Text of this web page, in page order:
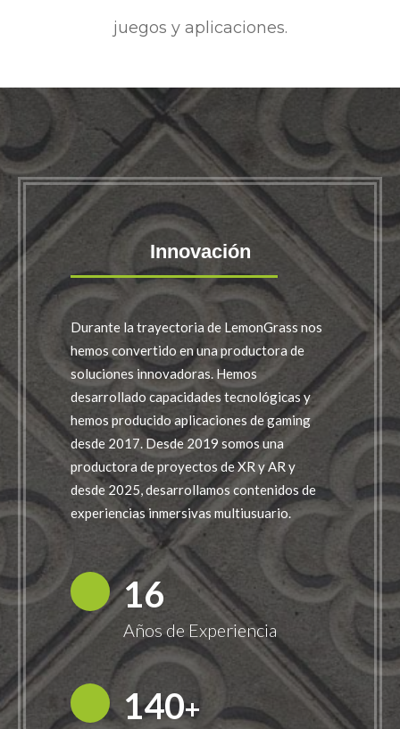
juegos y aplicaciones.
Innovación
Durante la trayectoria de LemonGrass nos
hemos convertido en una productora de
soluciones innovadoras. Hemos
desarrollado capacidades tecnológicas y
hemos producido aplicaciones de gaming
desde 2017. Desde 2019 somos una
productora de proyectos de XR y AR y
desde 2025, desarrollamos contenidos de
experiencias inmersivas multiusuario.
18
Años de Experiencia
149+